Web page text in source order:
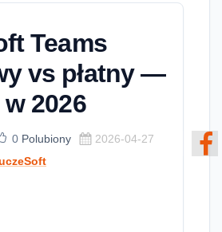
Teams
vs płatny —
2026
0 Polubiony
2026-04-27